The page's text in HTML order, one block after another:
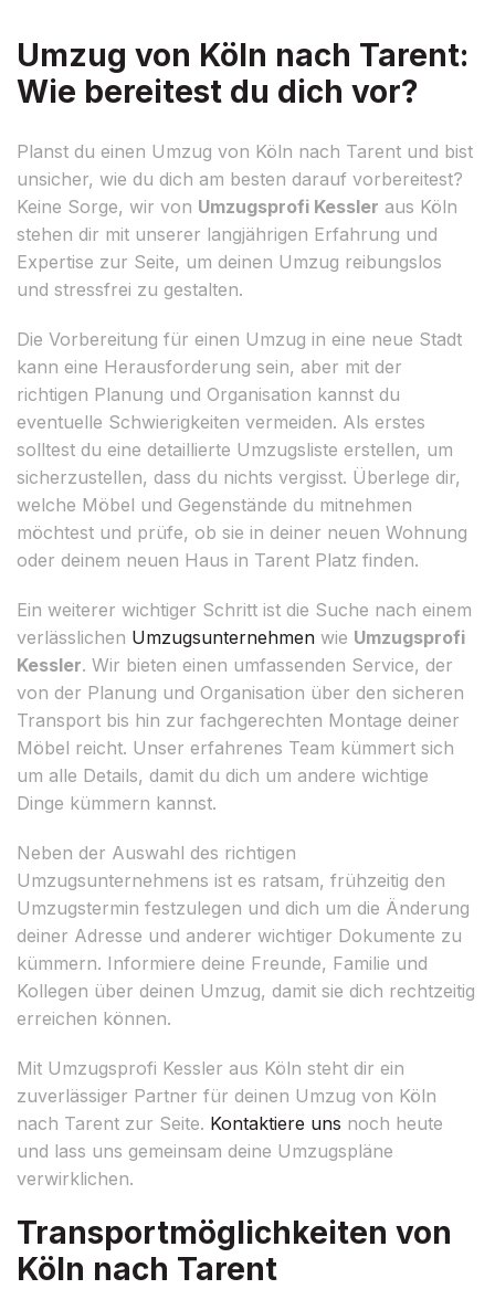
Umzug von Köln nach Tarent:
Wie bereitest du dich vor?
Planst du einen Umzug von Köln nach Tarent und bist
unsicher, wie du dich am besten darauf vorbereitest?
Keine Sorge, wir von Umzugsprofi Kessler aus Köln
stehen dir mit unserer langjährigen Erfahrung und
Expertise zur Seite, um deinen Umzug reibungslos
und stressfrei zu gestalten.
Die Vorbereitung für einen Umzug in eine neue Stadt
kann eine Herausforderung sein, aber mit der
richtigen Planung und Organisation kannst du
eventuelle Schwierigkeiten vermeiden. Als erstes
solltest du eine detaillierte Umzugsliste erstellen, um
sicherzustellen, dass du nichts vergisst. Überlege dir,
welche Möbel und Gegenstände du mitnehmen
möchtest und prüfe, ob sie in deiner neuen Wohnung
oder deinem neuen Haus in Tarent Platz finden.
Ein weiterer wichtiger Schritt ist die Suche nach einem
verlässlichen Umzugsunternehmen wie Umzugsprofi
Kessler. Wir bieten einen umfassenden Service, der
von der Planung und Organisation über den sicheren
Transport bis hin zur fachgerechten Montage deiner
Möbel reicht. Unser erfahrenes Team kümmert sich
um alle Details, damit du dich um andere wichtige
Dinge kümmern kannst.
Neben der Auswahl des richtigen
Umzugsunternehmens ist es ratsam, frühzeitig den
Umzugstermin festzulegen und dich um die Änderung
deiner Adresse und anderer wichtiger Dokumente zu
kümmern. Informiere deine Freunde, Familie und
Kollegen über deinen Umzug, damit sie dich rechtzeitig
erreichen können.
Mit Umzugsprofi Kessler aus Köln steht dir ein
zuverlässiger Partner für deinen Umzug von Köln
nach Tarent zur Seite. Kontaktiere uns noch heute
und lass uns gemeinsam deine Umzugspläne
verwirklichen.
Transportmöglichkeiten von
Köln nach Tarent